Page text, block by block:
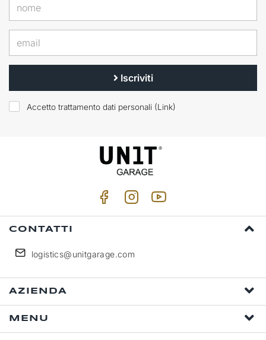
Iscriviti
Accetto trattamento dati personali (Link)
CONTATTI
logistics@unitgarage.com
AZIENDA
MENU